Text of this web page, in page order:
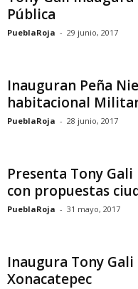
Pública
PueblaRoja - 29 junio, 2017
Inauguran Peña
habitacional Militar
PueblaRoja - 28 junio, 2017
Presenta Tony
con propuestas
PueblaRoja - 31 mayo, 2017
Inaugura Tony
Xonacatepec